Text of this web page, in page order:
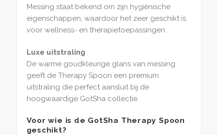
Messing staat bekend om zijn hygiënische
eigenschappen, waardoor het zeer geschikt is
voor wellness- en therapietoepassingen.
Luxe uitstraling
De warme goudkleurige glans van messing
geeft de Therapy Spoon een premium
uitstraling die perfect aansluit bij de
hoogwaardige GotSha collectie.
Voor wie is de GotSha Therapy Spoon
geschikt?